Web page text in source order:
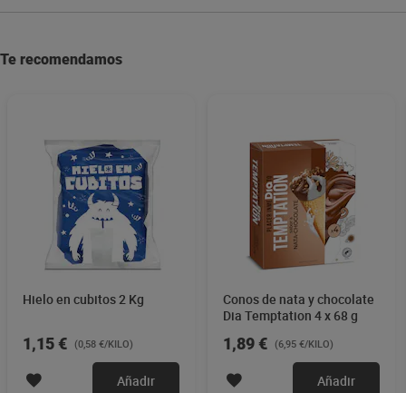
Te recomendamos
Hielo en cubitos 2 Kg
1,15 € (0,58 €/KILO)
Añadir
Conos de nata y chocolate
Dia Temptation 4 x 68 g
1,89 € (6,95 €/KILO)
Añadir